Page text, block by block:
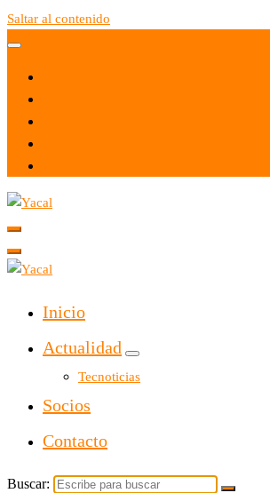
Saltar al contenido
Yacal micro hosting
Inicio
Actualidad
Tecnoticias
Socios
Contacto
Buscar: